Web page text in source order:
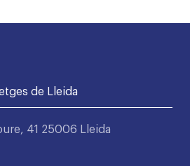
de Lleida
41 25006 Lleida